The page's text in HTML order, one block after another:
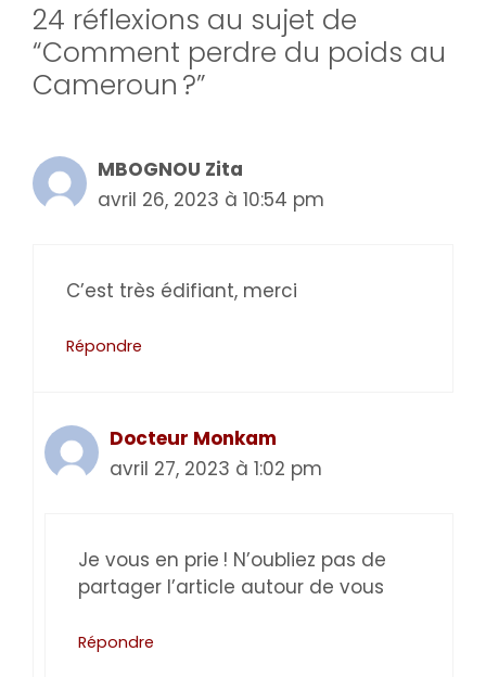
24 réflexions au sujet de
“Comment perdre du poids au
Cameroun ?”
MBOGNOU Zita
avril 26, 2023 à 10:54 pm
C’est très édifiant, merci
Répondre
Docteur Monkam
avril 27, 2023 à 1:02 pm
Je vous en prie ! N’oubliez pas de
partager l’article autour de vous
Répondre